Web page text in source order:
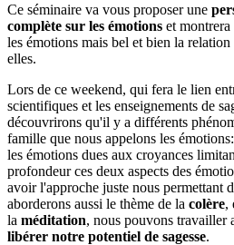
Ce séminaire va vous proposer une
complète sur les émotions et
les émotions mais bel et bien la
elles.
Lors de ce weekend, qui fera le lien
scientifiques et les enseignements de
découvrirons qu'il y a différents
famille que nous appelons les
les émotions dues aux croyances
profondeur ces deux aspects des
avoir l'approche juste nous permettant
aborderons aussi le thème de la colère,
la méditation, nous pouvons travailler
libérer notre potentiel de sagesse.